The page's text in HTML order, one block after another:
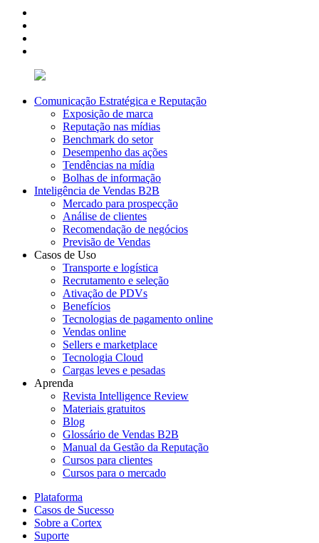
Comunicação Estratégica e Reputação
Exposição de marca
Reputação nas mídias
Benchmark do setor
Desempenho das ações
Tendências na mídia
Bolhas de informação
Inteligência de Vendas B2B
Mercado para prospecção
Análise de clientes
Recomendação de negócios
Previsão de Vendas
Casos de Uso
Transporte e logística
Recrutamento e seleção
Ativação de PDVs
Benefícios
Tecnologias de pagamento online
Vendas online
Sellers e marketplace
Tecnologia Cloud
Cargas leves e pesadas
Aprenda
Revista Intelligence Review
Materiais gratuitos
Blog
Glossário de Vendas B2B
Manual da Gestão da Reputação
Cursos para clientes
Cursos para o mercado
Plataforma
Casos de Sucesso
Sobre a Cortex
Suporte